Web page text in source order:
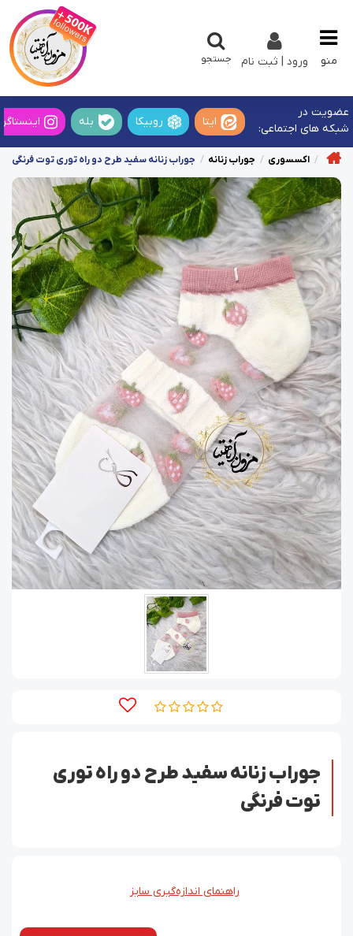
منو ورود | ثبت نام جستجو
عضویت در
شبکه های اجتماعی:
ایتا روبیکا بله
اکسسوری جوراب زنانه جوراب زنانه سفید طرح دو راه توری توت فرنگی
جوراب زنانه سفید طرح دو راه توری
توت فرنگی
راهنمای اندازه‌گیری سایز